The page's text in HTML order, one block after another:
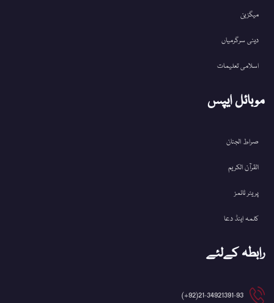
میگزین
دینی سرگرمیاں
اسلامی تعلیمات
موبائل ایپس
صراط الجنان
القرآن الکریم
پریئر ٹائمز
کلمہ اینڈ دعا
رابطہ کےلئے
21-34921391-93(92+)